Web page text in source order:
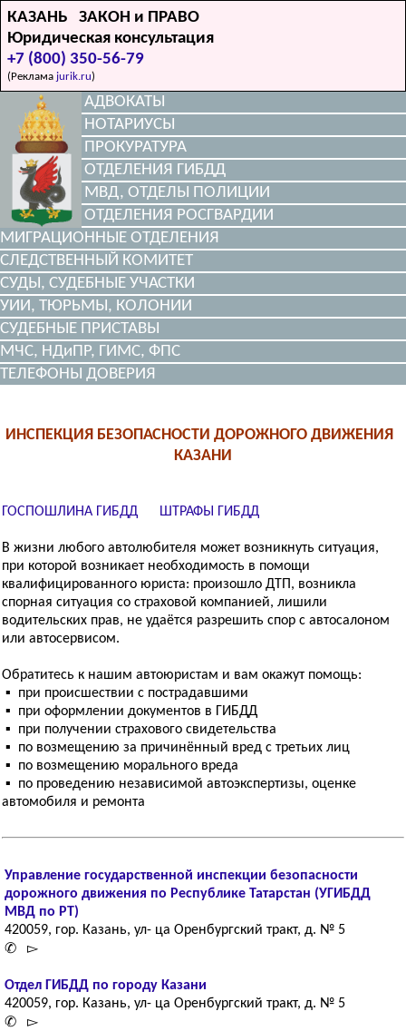
КАЗАНЬ ЗАКОН и ПРАВО
Юридическая консультация
+7 (800) 350-56-79
(Реклама jurik.ru)
АДВОКАТЫ
НОТАРИУСЫ
ПРОКУРАТУРА
ОТДЕЛЕНИЯ ГИБДД
МВД, ОТДЕЛЫ ПОЛИЦИИ
ОТДЕЛЕНИЯ РОСГВАРДИИ
МИГРАЦИОННЫЕ ОТДЕЛЕНИЯ
СЛЕДСТВЕННЫЙ КОМИТЕТ
СУДЫ, СУДЕБНЫЕ УЧАСТКИ
УИИ, ТЮРЬМЫ, КОЛОНИИ
СУДЕБНЫЕ ПРИСТАВЫ
МЧС, НДиПР, ГИМС, ФПС
ТЕЛЕФОНЫ ДОВЕРИЯ
ИНСПЕКЦИЯ БЕЗОПАСНОСТИ ДОРОЖНОГО ДВИЖЕНИЯ
КАЗАНИ
ГОСПОШЛИНА ГИБДД ШТРАФЫ ГИБДД
В жизни любого автолюбителя может возникнуть ситуация,
при которой возникает необходимость в помощи
квалифицированного юриста: произошло ДТП, возникла
спорная ситуация со страховой компанией, лишили
водительских прав, не удаётся разрешить спор с автосалоном
или автосервисом.
Обратитесь к нашим автоюристам и вам окажут помощь:
▪ при происшествии с пострадавшими
▪ при оформлении документов в ГИБДД
▪ при получении страхового свидетельства
▪ по возмещению за причинённый вред с третьих лиц
▪ по возмещению морального вреда
▪ по проведению независимой автоэкспертизы, оценке
автомобиля и ремонта
Управление государственной инспекции безопасности
дорожного движения по Республике Татарстан (УГИБДД
МВД по РТ)
420059, гор. Казань, ул- ца Оренбургский тракт, д. № 5
✆ ▻
Отдел ГИБДД по городу Казани
420059, гор. Казань, ул- ца Оренбургский тракт, д. № 5
✆ ▻